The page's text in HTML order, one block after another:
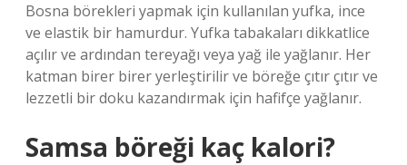
Bosna börekleri yapmak için kullanılan yufka, ince
ve elastik bir hamurdur. Yufka tabakaları dikkatlice
açılır ve ardından tereyağı veya yağ ile yağlanır. Her
katman birer birer yerleştirilir ve böreğe çıtır çıtır ve
lezzetli bir doku kazandırmak için hafifçe yağlanır.
Samsa böreği kaç kalori?